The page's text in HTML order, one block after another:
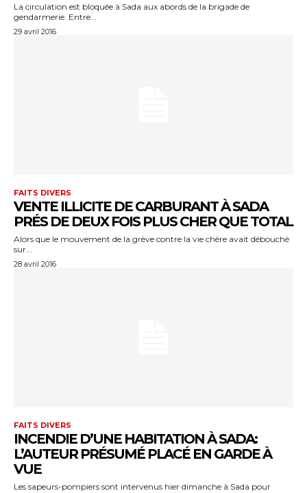
La circulation est bloquée à Sada aux abords de la brigade de
gendarmerie. Entre...
29 avril 2016
FAITS DIVERS
VENTE ILLICITE DE CARBURANT À SADA
PRÉS DE DEUX FOIS PLUS CHER QUE TOTAL
Alors que le mouvement de la grève contre la vie chère avait débouché
sur...
28 avril 2016
FAITS DIVERS
INCENDIE D’UNE HABITATION À SADA:
L’AUTEUR PRÉSUMÉ PLACÉ EN GARDE À
VUE
Les sapeurs-pompiers sont intervenus hier dimanche à Sada pour